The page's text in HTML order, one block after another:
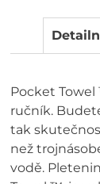
Pocket
ručník.
tak
než
vodě.